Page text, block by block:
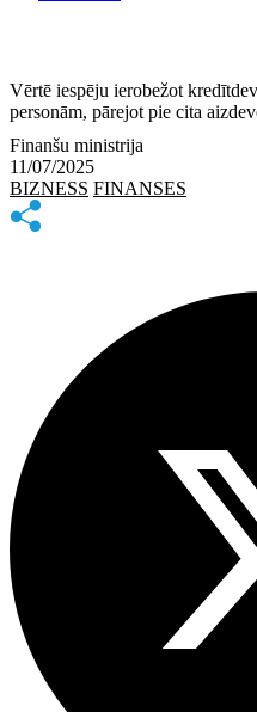
Vērtē iespēju ierobežot
personām, pārejot pie cita
Finanšu ministrija
11/07/2025
BIZNESS FINANSES